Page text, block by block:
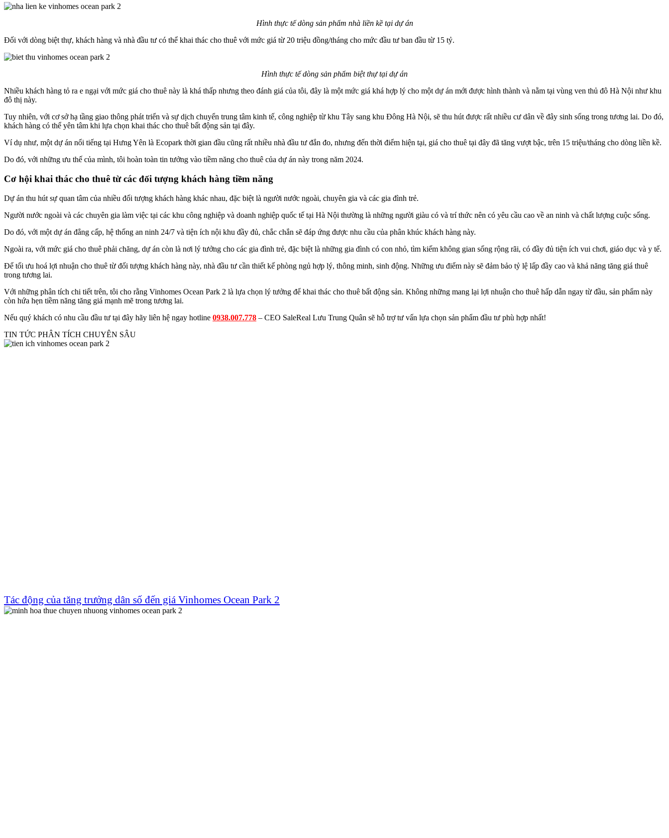
Hình thực tế dòng sản phẩm nhà liền kề tại dự án
Đối với dòng biệt thự, khách hàng và nhà đầu tư có thể khai thác cho thuê với mức giá từ 20 triệu đồng/tháng cho mức đầu tư ban đầu từ 15 tỷ.
Hình thực tế dòng sản phẩm biệt thự tại dự án
Nhiều khách hàng tỏ ra e ngại với mức giá cho thuê này là khá thấp nhưng theo đánh giá của tôi, đây là một mức giá khá hợp lý cho một dự án mới được hình thành và nằm tại vùng ven thủ đô Hà Nội như khu
đô thị này.
Tuy nhiên, với cơ sở hạ tầng giao thông phát triển và sự dịch chuyển trung tâm kinh tế, công nghiệp từ khu Tây sang khu Đông Hà Nội, sẽ thu hút được rất nhiều cư dân về đây sinh sống trong tương lai. Do đó,
khách hàng có thể yên tâm khi lựa chọn khai thác cho thuê bất động sản tại đây.
Ví dụ như, một dự án nổi tiếng tại Hưng Yên là Ecopark thời gian đầu cũng rất nhiều nhà đầu tư đắn đo, nhưng đến thời điểm hiện tại, giá cho thuê tại đây đã tăng vượt bậc, trên 15 triệu/tháng cho dòng liền kề.
Do đó, với những ưu thế của mình, tôi hoàn toàn tin tưởng vào tiềm năng cho thuê của dự án này trong năm 2024.
Cơ hội khai thác cho thuê từ các đối tượng khách hàng tiềm năng
Dự án thu hút sự quan tâm của nhiều đối tượng khách hàng khác nhau, đặc biệt là người nước ngoài, chuyên gia và các gia đình trẻ.
Người nước ngoài và các chuyên gia làm việc tại các khu công nghiệp và doanh nghiệp quốc tế tại Hà Nội thường là những người giàu có và trí thức nên có yêu cầu cao về an ninh và chất lượng cuộc sống.
Do đó, với một dự án đẳng cấp, hệ thống an ninh 24/7 và tiện ích nội khu đầy đủ, chắc chắn sẽ đáp ứng được nhu cầu của phân khúc khách hàng này.
Ngoài ra, với mức giá cho thuê phải chăng, dự án còn là nơi lý tưởng cho các gia đình trẻ, đặc biệt là những gia đình có con nhỏ, tìm kiếm không gian sống rộng rãi, có đầy đủ tiện ích vui chơi, giáo dục và y tế.
Để tối ưu hoá lợi nhuận cho thuê từ đối tượng khách hàng này, nhà đầu tư cần thiết kế phòng ngủ hợp lý, thông minh, sinh động. Những ưu điểm này sẽ đảm bảo tỷ lệ lấp đầy cao và khả năng tăng giá thuê
trong tương lai.
Với những phân tích chi tiết trên, tôi cho rằng Vinhomes Ocean Park 2 là lựa chọn lý tưởng để khai thác cho thuê bất động sản. Không những mang lại lợi nhuận cho thuê hấp dẫn ngay từ đầu, sản phẩm này
còn hứa hẹn tiềm năng tăng giá mạnh mẽ trong tương lai.
Nếu quý khách có nhu cầu đầu tư tại đây hãy liên hệ ngay hotline 0938.007.778 – CEO SaleReal Lưu Trung Quân sẽ hỗ trợ tư vấn lựa chọn sản phẩm đầu tư phù hợp nhất!
TIN TỨC PHÂN TÍCH CHUYÊN SÂU
Tác động của tăng trưởng dân số đến giá Vinhomes Ocean Park 2